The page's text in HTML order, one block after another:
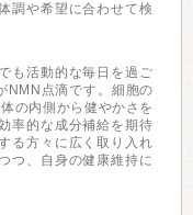
調や希望に合わせて検
も活動的な毎日を過ご
NMN点滴です。細胞の
の内側から健やかさを
率的な成分補給を期待
る方々に広く取り入れ
つ、自身の健康維持に